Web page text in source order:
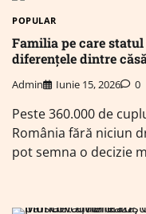
POPULAR
Familia pe care
diferențele dintre
Admin Iunie 15, 2026 0
Peste 360.000 de
România fără niciun
pot semna o decizie